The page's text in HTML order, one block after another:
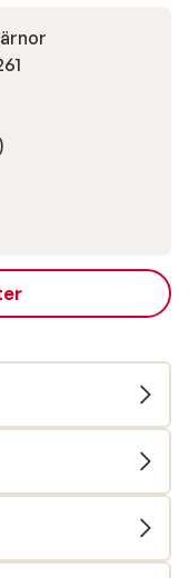
Under
snacks samt
Lloret de
nattliv, med livliga
igång till tidiga
av
rätter.